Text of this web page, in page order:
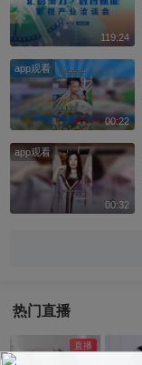
119:24
app观看
00:22
app观看
00:32
热门直播